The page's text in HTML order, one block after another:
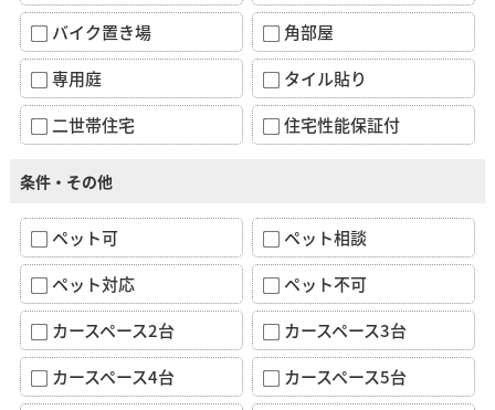
バイク置き場
角部屋
専用庭
タイル貼り
二世帯住宅
住宅性能保証付
条件・その他
ペット可
ペット相談
ペット対応
ペット不可
カースペース2台
カースペース3台
カースペース4台
カースペース5台